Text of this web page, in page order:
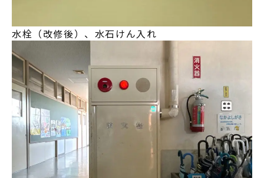
水栓（改修後）、水石けん入れ